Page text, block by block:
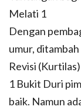
Melati 1
Dengan
umur,
Revisi
1 Bukit Duri
baik. Namun